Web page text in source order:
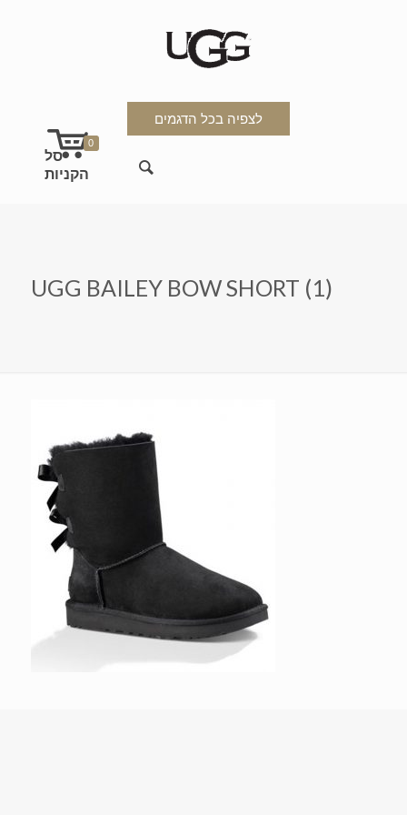
לצפיה בכל הדגמים
0
UGG BAILEY BOW SHORT (1)